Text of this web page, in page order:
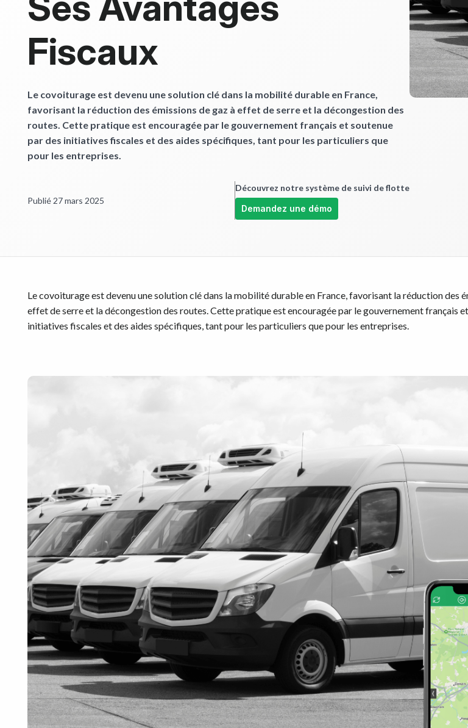
Fiscaux
Le covoiturage est devenu une solution clé dans la mobilité durable en France,
favorisant la réduction des émissions de gaz à effet de serre et la décongestion des
routes. Cette pratique est encouragée par le gouvernement français et soutenue
par des initiatives fiscales et des aides spécifiques, tant pour les particuliers que
pour les entreprises.
Publié 27 mars 2025
Découvrez notre système de suivi de flotte
Demandez une démo
Le covoiturage est devenu une solution clé dans la mobilité durable en France, favorisant la réduction des
effet de serre et la décongestion des routes. Cette pratique est encouragée par le gouvernement français
initiatives fiscales et des aides spécifiques, tant pour les particuliers que pour les entreprises.